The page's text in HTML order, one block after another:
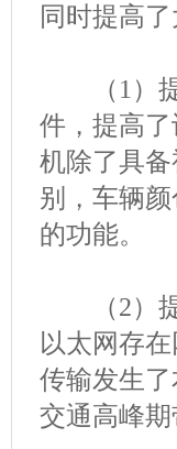
同时提高
（1）提
件，提高
机除了具
别，车辆
的功能。
（2）提
以太网存
传输发生
交通高峰